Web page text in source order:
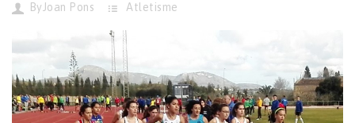
ByJoan Pons Atletisme